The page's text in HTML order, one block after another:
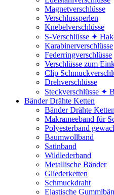
Magnetverschlüsse
Verschlussperlen
Knebelverschlüsse
S-Verschlüsse ✦
Karabinerverschlüsse
Federringverschlüsse
Verschlüsse zum
Clip
Drehverschlüsse
Steckverschlüsse ✦
Bänder Drähte Ketten
Bänder Drähte
Makrameeband für
Polyesterband
Baumwollband
Satinband
Wildlederband
Metallische Bänder
Gliederketten
Schmuckdraht
Elastische